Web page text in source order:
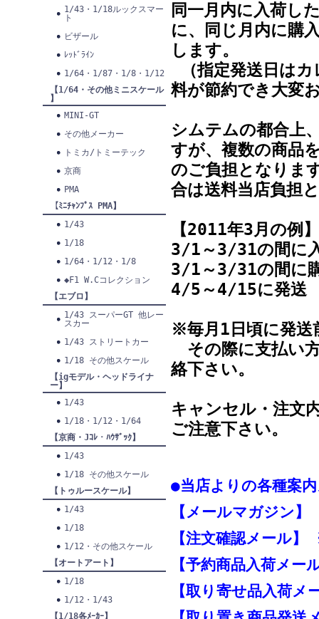
1/43・1/18ルックスマー
ト
ビザール
ﾚｯﾄﾞﾗｲﾝ
1/64・1/87・1/8・1/12
【1/64・その他ミニスケール
】
MINI-GT
その他メーカー
トミカ/トミーテック
京商
PMA
【ﾐﾆﾁｬﾝﾌﾟｽ PMA】
1/43
1/18
1/64・1/12・1/8
◆F1 W.Cコレクション
【エブロ】
1/43 スーパーGT 他レー
スカー
1/43 ストリートカー
1/18 その他スケール
【igモデル・ヘッドライナ
ー】
1/43
1/18・1/12・1/64
【京商・Jｺﾚ・ﾊｳｻﾞｯｸ】
1/43
1/18 その他スケール
【トゥルースケール】
1/43
1/18
1/12・その他スケール
【オートアート】
1/18
1/12・1/43
【1/18各ﾒｰｶｰ】
同一月内に入荷し
に、同じ月内に購
します。
（指定発送日は
料が節約でき大変
シムテムの都合上
すが、複数の商品
のご負担となりま
合は送料当店負担
【2011年3月の例】
3/1～3/31の間に
3/1～3/31の間に
4/5～4/15に発送
※毎月1日頃に発送
その際に支払い
絡下さい。
キャンセル・注文
ご注意下さい。
●当店よりの各種案
【メールマガジン】
【注文確認メール
【予約商品入荷メ
【取り寄せ品入荷